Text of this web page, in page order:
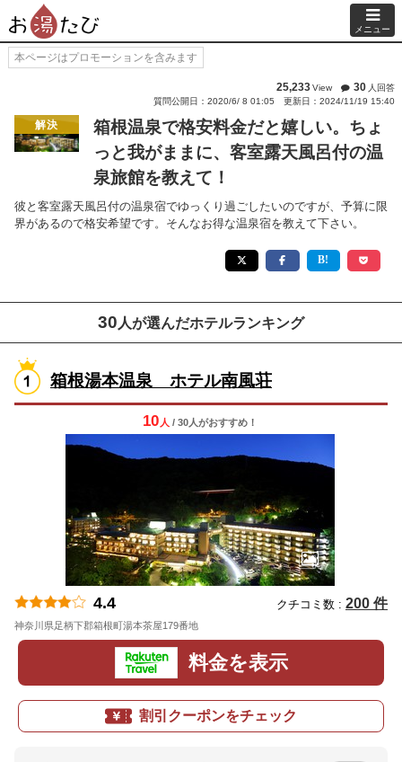
メニュー
本ページはプロモーションを含みます
25,233View 30 人回答
質問公開日：2020/6/ 8 01:05
更新日：2024/11/19 15:40
解決
箱根温泉で格安料金だと嬉しい。ちょ
っと我がままに、客室露天風呂付の温
泉旅館を教えて！
彼と客室露天風呂付の温泉宿でゆっくり過ごしたいのですが、予算に限
界があるので格安希望です。そんなお得な温泉宿を教えて下さい。
30 人が選んだホテルランキング
箱根湯本温泉 ホテル南風荘
10 人 / 30人がおすすめ！
4.4 クチコミ数 : 200 件
神奈川県足柄下郡箱根町湯本茶屋179番地
料金を表示
割引クーポンをチェック